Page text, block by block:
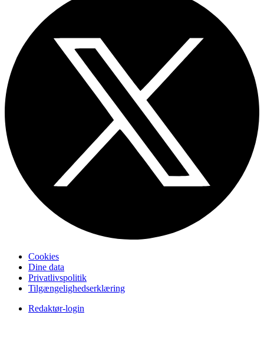
Cookies
Dine data
Privatlivspolitik
Tilgængelighedserklæring
Redaktør-login